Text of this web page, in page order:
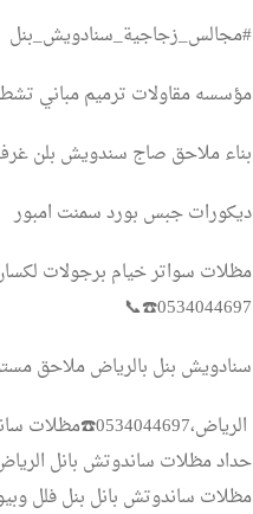
#مجالس_زجاجية_سنادويش_بنل
مؤسسه مقاولات ترميم مباني
بناء ملاحق صاج سندويش بلن
ديكورات جبس بورد سمنت امبور
مظلات سواتر خيام برجولات
0534044697☎️📞
سنادويش بنل بالرياض ملاحق
حداد مظلات ساندوتش بانل
مظلات ساندوتش بانل بنل فلل